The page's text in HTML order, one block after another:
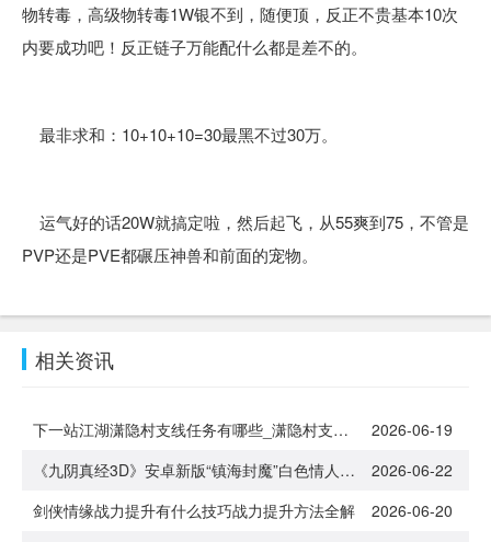
物转毒，高级物转毒1W银不到，随便顶，反正不贵基本10次
内要成功吧！反正链子万能配什么都是差不的。
最非求和：10+10+10=30最黑不过30万。
运气好的话20W就搞定啦，然后起飞，从55爽到75，不管是
PVP还是PVE都碾压神兽和前面的宠物。
相关资讯
下一站江湖潇隐村支线任务有哪些_潇隐村支线任务完成攻略
2026-06-19
《九阴真经3D》安卓新版“镇海封魔”白色情人节浪漫来袭[多图]
2026-06-22
剑侠情缘战力提升有什么技巧战力提升方法全解
2026-06-20